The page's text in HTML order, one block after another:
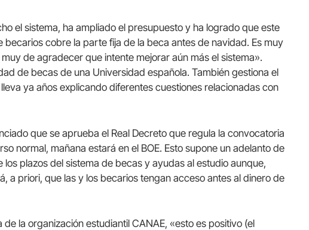
el sistema, ha ampliado el presupuesto y ha logrado que este
becarios cobre la parte fija de la beca antes de navidad. Es muy
de agradecer que intente mejorar aún más el sistema».
de becas de una Universidad española. También gestiona el
lleva ya años explicando diferentes cuestiones relacionadas con
que se aprueba el Real Decreto que regula la convocatoria
normal, mañana estará en el BOE. Esto supone un adelanto de
los plazos del sistema de becas y ayudas al estudio aunque,
a priori, que las y los becarios tengan acceso antes al dinero de
la organización estudiantil CANAE, «esto es positivo (el